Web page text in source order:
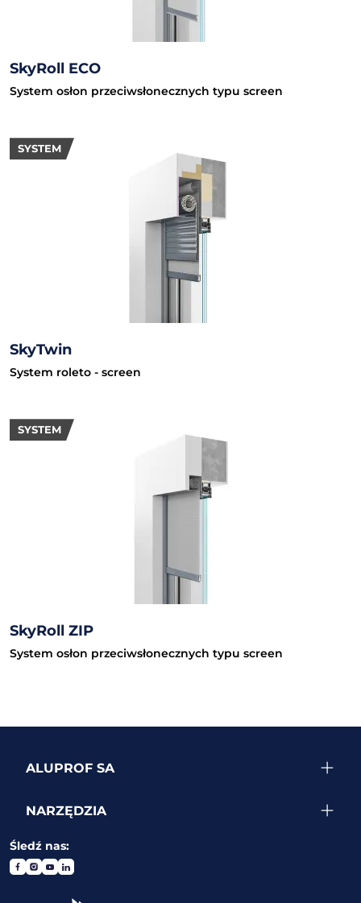
SkyRoll ECO
System osłon przeciwsłonecznych typu screen
SYSTEM
SkyTwin
System roleto - screen
SYSTEM
SkyRoll ZIP
System osłon przeciwsłonecznych typu screen
ALUPROF SA
NARZĘDZIA
Śledź nas: